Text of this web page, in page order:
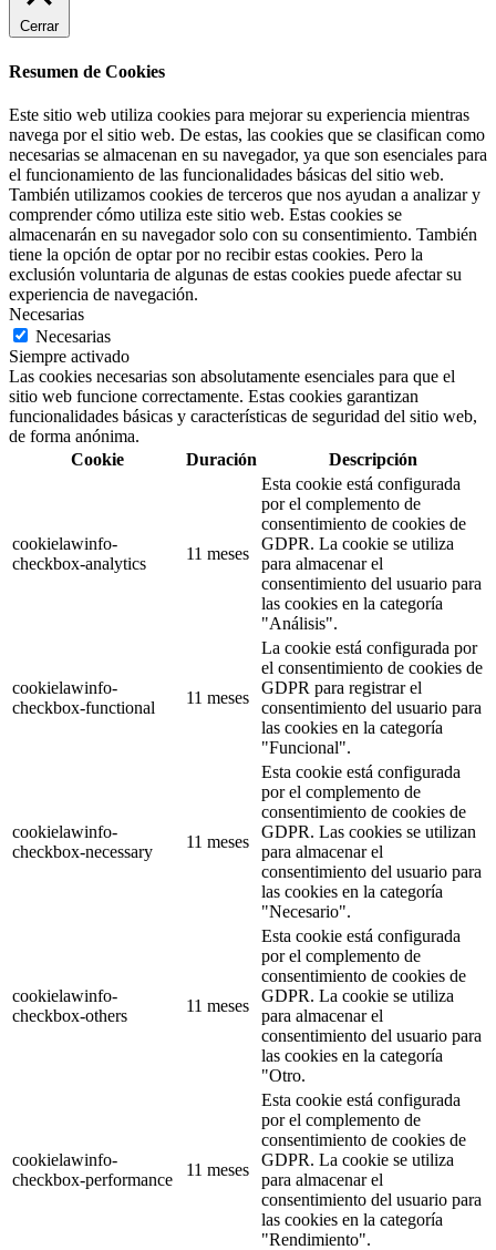
Cerrar
Resumen de Cookies
Este sitio web utiliza cookies para mejorar su experiencia mientras
navega por el sitio web. De estas, las cookies que se clasifican como
necesarias se almacenan en su navegador, ya que son esenciales para
el funcionamiento de las funcionalidades básicas del sitio web.
También utilizamos cookies de terceros que nos ayudan a analizar y
comprender cómo utiliza este sitio web. Estas cookies se
almacenarán en su navegador solo con su consentimiento. También
tiene la opción de optar por no recibir estas cookies. Pero la
exclusión voluntaria de algunas de estas cookies puede afectar su
experiencia de navegación.
Necesarias
Necesarias
Siempre activado
Las cookies necesarias son absolutamente esenciales para que el
sitio web funcione correctamente. Estas cookies garantizan
funcionalidades básicas y características de seguridad del sitio web,
de forma anónima.
Cookie
Duración Descripción
cookielawinfo-
checkbox-analytics
11 meses
Esta cookie está configurada
por el complemento de
consentimiento de cookies de
GDPR. La cookie se utiliza
para almacenar el
consentimiento del usuario para
las cookies en la categoría
"Análisis".
cookielawinfo-
checkbox-functional
11 meses
La cookie está configurada por
el consentimiento de cookies de
GDPR para registrar el
consentimiento del usuario para
las cookies en la categoría
"Funcional".
cookielawinfo-
checkbox-necessary
11 meses
Esta cookie está configurada
por el complemento de
consentimiento de cookies de
GDPR. Las cookies se utilizan
para almacenar el
consentimiento del usuario para
las cookies en la categoría
"Necesario".
cookielawinfo-
checkbox-others
11 meses
Esta cookie está configurada
por el complemento de
consentimiento de cookies de
GDPR. La cookie se utiliza
para almacenar el
consentimiento del usuario para
las cookies en la categoría
"Otro.
cookielawinfo-
checkbox-performance
11 meses
Esta cookie está configurada
por el complemento de
consentimiento de cookies de
GDPR. La cookie se utiliza
para almacenar el
consentimiento del usuario para
las cookies en la categoría
"Rendimiento".